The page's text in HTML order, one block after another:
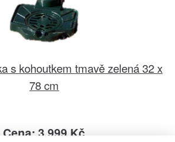
s kohoutkem tmavě zelená 32 x
78 cm
Cena: 3.999 Kč